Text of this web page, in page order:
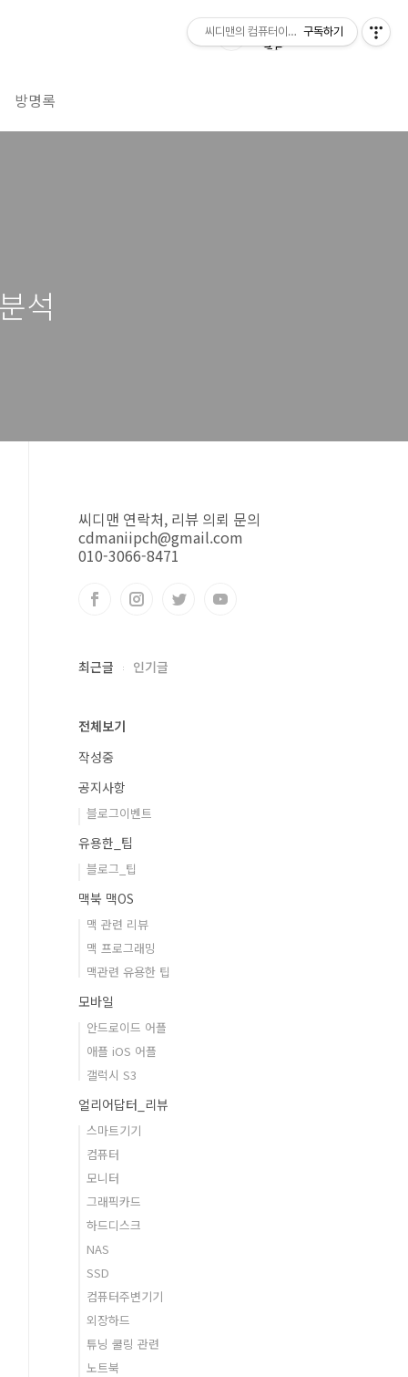
방명록
석
씨디맨 연락처, 리뷰 의뢰 문의
cdmaniipch@gmail.com
010-3066-8471
최근글 인기글
전체보기
작성중
공지사항
블로그이벤트
유용한_팁
블로그_팁
맥북 맥OS
맥 관련 리뷰
맥 프로그래밍
맥관련 유용한 팁
모바일
안드로이드 어플
애플 iOS 어플
갤럭시 S3
얼리어답터_리뷰
스마트기기
컴퓨터
모니터
그래픽카드
하드디스크
NAS
SSD
컴퓨터주변기기
외장하드
튜닝 쿨링 관련
노트북
씨디맨의 컴퓨터이야기구독하기